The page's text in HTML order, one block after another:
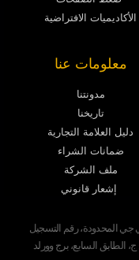
الأكاديميات الافتراضية
معلومات عنا
مدونتنا
تاريخنا
دليل العلامة التجارية
ضمانات الشراء
ملف الشركة
إشعار قانوني
سي جي المحدودة، رقم التسجيل
كونغ، الجناح ج، الطابق السابع، برج وورلد